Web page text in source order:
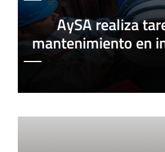
AySA realiza
mantenimiento en